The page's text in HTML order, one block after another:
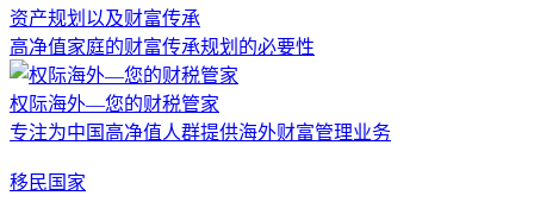
资产规划以及财富传承
高净值家庭的财富传承规划的必要性
权际海外—您的财税管家
专注为中国高净值人群提供海外财富管理业务
移民国家